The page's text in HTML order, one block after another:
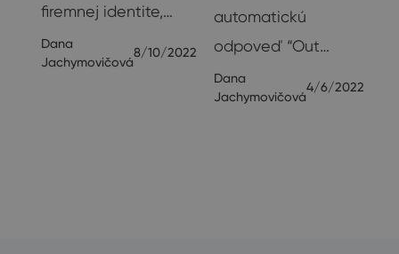
firemnej identite,…
Dana
Jachymovičová
8/10/2022
automatickú
odpoveď “Out…
Dana
Jachymovičová
4/6/2022